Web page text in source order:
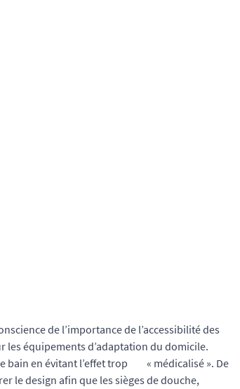
de l’importance de l’accessibilité des
les équipements d’adaptation du domicile.
bain en évitant l’effet trop « médicalisé ». De
le design afin que les sièges de douche,